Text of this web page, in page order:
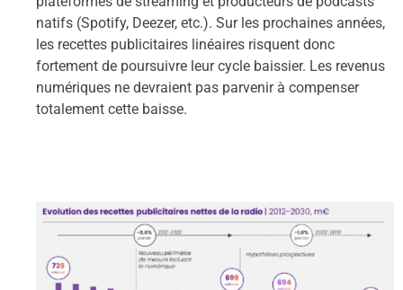
natifs (Spotify, Deezer, etc.). Sur les prochaines années,
les recettes publicitaires linéaires risquent donc
fortement de poursuivre leur cycle baissier. Les revenus
numériques ne devraient pas parvenir à compenser
totalement cette baisse.